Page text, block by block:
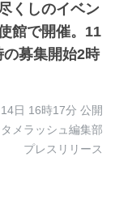
くしのイベン
館で開催。11
募集開始2時
日 16時17分 公開
メラッシュ編集部
プレスリリース